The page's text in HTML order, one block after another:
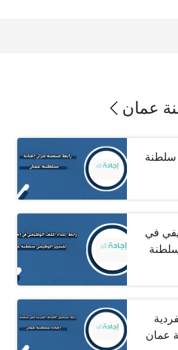
عمان
سلطنة
في
سلطنة
عمان